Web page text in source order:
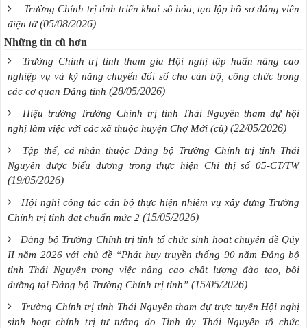
Trường Chính trị tỉnh triển khai số hóa, tạo lập hồ sơ đảng viên
điện tử (05/08/2026)
Những tin cũ hơn
Trường Chính trị tỉnh tham gia Hội nghị tập huấn nâng cao
nghiệp vụ và kỹ năng chuyển đổi số cho cán bộ, công chức trong
các cơ quan Đảng tỉnh (28/05/2026)
Hiệu trưởng Trường Chính trị tỉnh Thái Nguyên tham dự hội
nghị làm việc với các xã thuộc huyện Chợ Mới (cũ) (22/05/2026)
Tập thể, cá nhân thuộc Đảng bộ Trường Chính trị tỉnh Thái
Nguyên được biểu dương trong thực hiện Chỉ thị số 05-CT/TW
(19/05/2026)
Hội nghị công tác cán bộ thực hiện nhiệm vụ xây dựng Trường
Chính trị tỉnh đạt chuẩn mức 2 (15/05/2026)
Đảng bộ Trường Chính trị tỉnh tổ chức sinh hoạt chuyên đề Qúy
II năm 2026 với chủ đề “Phát huy truyền thống 90 năm Đảng bộ
tỉnh Thái Nguyên trong việc nâng cao chất lượng đào tạo, bồi
dưỡng tại Đảng bộ Trường Chính trị tỉnh” (15/05/2026)
Trường Chính trị tỉnh Thái Nguyên tham dự trực tuyến Hội nghị
sinh hoạt chính trị tư tưởng do Tỉnh ủy Thái Nguyên tổ chức